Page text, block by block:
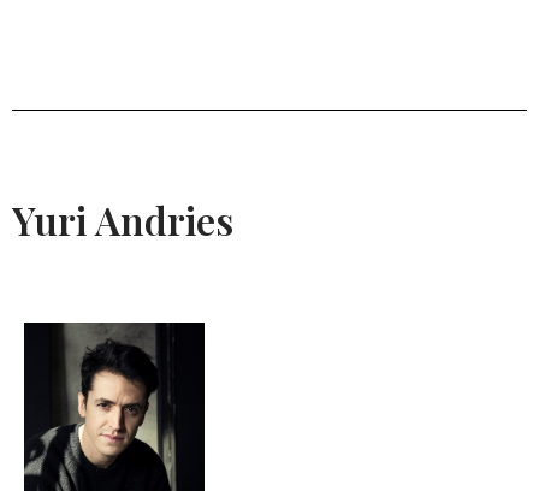
Yuri Andries